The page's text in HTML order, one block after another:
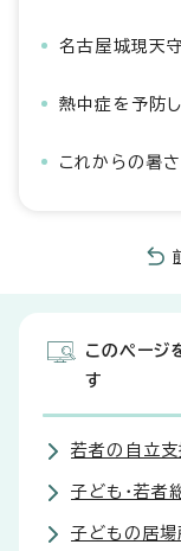
名古屋城現天
熱中症を予防し
これからの暑
このページ
す
若者の自立支
子ども・若者
子どもの居場